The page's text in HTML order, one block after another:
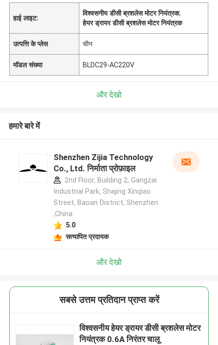
हाई लाइट:
विश्वसनीय डीसी ब्रशलेस मोटर नियंत्रक,
हेयर ड्रायर डीसी ब्रशलेस मोटर नियंत्रक
उत्पत्ति के प्लेस चीन
मॉडल संख्या BLDC29-AC220V
और देखो
हमारे बारे में
Shenzhen Zijia Technology
Co., Ltd. निर्माता प्रोफ़ाइल
2nd Floor, Building 2, Gangzai
Industrial Park, Shajing Xinqiao
Street, Baoan District, Shenzhen
,China
5.0
सत्यापित प्रदायक
और देखो
सबसे उत्तम प्रतिदान प्राप्त करें
विश्वसनीय हेयर ड्रायर डीसी ब्रशलेस मोटर
नियंत्रक 0.6A निरंतर चालू